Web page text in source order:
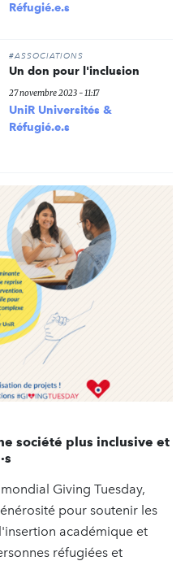
Réfugié.e.s
#ASSOCIATIONS
Un don pour l'inclusion
27 novembre 2023 - 11:17
UniR Universités &
Réfugié.e.s
société plus inclusive et
Giving Tuesday,
pour soutenir les
académique et
réfugiées et